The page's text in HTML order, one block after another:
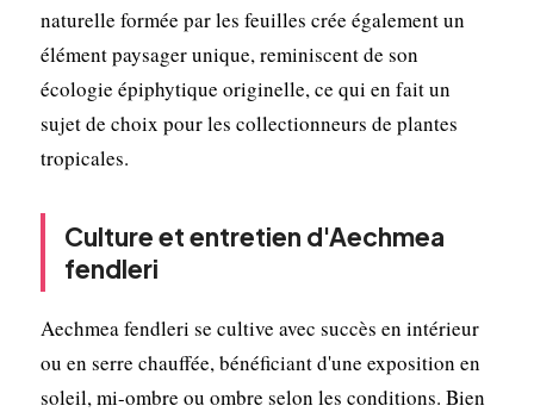
naturelle formée par les feuilles crée également un
élément paysager unique, reminiscent de son
écologie épiphytique originelle, ce qui en fait un
sujet de choix pour les collectionneurs de plantes
tropicales.
Culture et entretien d'Aechmea
fendleri
Aechmea fendleri se cultive avec succès en intérieur
ou en serre chauffée, bénéficiant d'une exposition en
soleil, mi-ombre ou ombre selon les conditions. Bien